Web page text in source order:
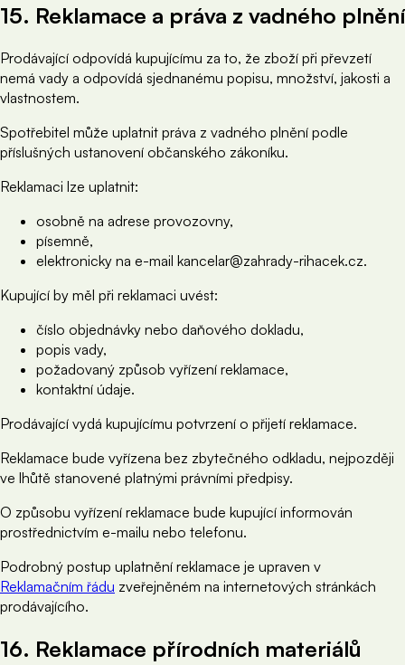
15. Reklamace a práva z vadného plnění
Prodávající odpovídá kupujícímu za to, že zboží při převzetí
nemá vady a odpovídá sjednanému popisu, množství, jakosti a
vlastnostem.
Spotřebitel může uplatnit práva z vadného plnění podle
příslušných ustanovení občanského zákoníku.
Reklamaci lze uplatnit:
osobně na adrese provozovny,
písemně,
elektronicky na e-mail kancelar@zahrady-rihacek.cz.
Kupující by měl při reklamaci uvést:
číslo objednávky nebo daňového dokladu,
popis vady,
požadovaný způsob vyřízení reklamace,
kontaktní údaje.
Prodávající vydá kupujícímu potvrzení o přijetí reklamace.
Reklamace bude vyřízena bez zbytečného odkladu, nejpozději
ve lhůtě stanovené platnými právními předpisy.
O způsobu vyřízení reklamace bude kupující informován
prostřednictvím e-mailu nebo telefonu.
Podrobný postup uplatnění reklamace je upraven v
Reklamačním řádu zveřejněném na internetových stránkách
prodávajícího.
16. Reklamace přírodních materiálů